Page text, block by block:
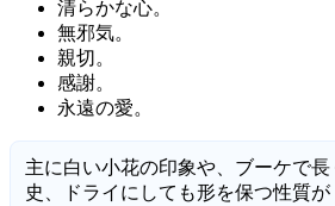
清らかな心。
無邪気。
親切。
感謝。
永遠の愛。
主に白い小花の印象や、ブーケで
史、ドライにしても形を保つ性質